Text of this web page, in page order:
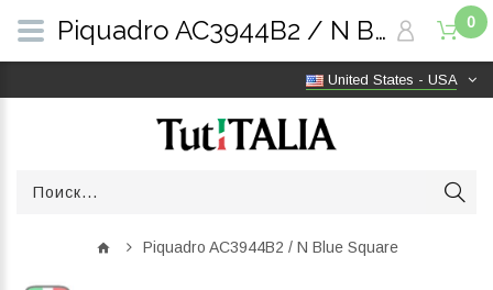
United States - USA
0
Piquadro AC3944B2 / N Blue Square
Piquadro AC3944B2 / N Blue Square | TutITALIA